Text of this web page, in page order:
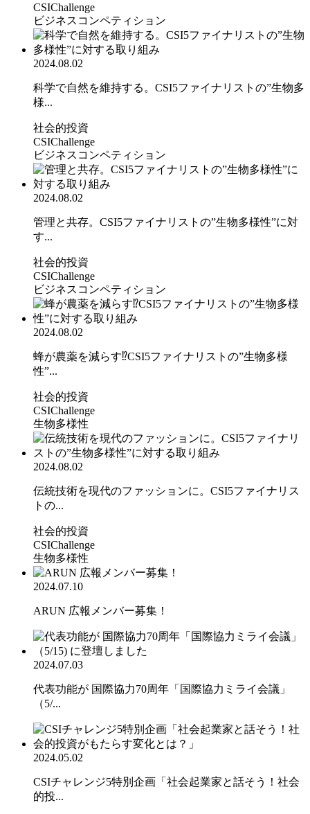
CSIChallenge
ビジネスコンペティション
2024.08.02
科学で自然を維持する。CSI5ファイナリストの”生物多
様...
社会的投資
CSIChallenge
ビジネスコンペティション
2024.08.02
管理と共存。CSI5ファイナリストの”生物多様性”に対
す...
社会的投資
CSIChallenge
ビジネスコンペティション
2024.08.02
蜂が農薬を減らす⁉CSI5ファイナリストの”生物多様
性”...
社会的投資
CSIChallenge
生物多様性
2024.08.02
伝統技術を現代のファッションに。CSI5ファイナリス
トの...
社会的投資
CSIChallenge
生物多様性
2024.07.10
ARUN 広報メンバー募集！
2024.07.03
代表功能が 国際協力70周年「国際協力ミライ会議」
（5/...
2024.05.02
CSIチャレンジ5特別企画「社会起業家と話そう！社会
的投...